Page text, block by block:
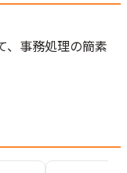
、事務処理の簡素